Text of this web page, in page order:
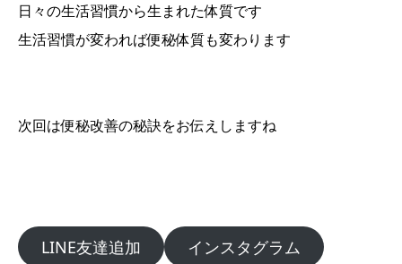
日々の生活習慣から生まれた体質です
生活習慣が変われば便秘体質も変わります
次回は便秘改善の秘訣をお伝えしますね
LINE友達追加 インスタグラム